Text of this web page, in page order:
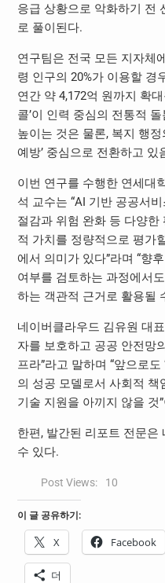
응급 상황으로 악화하기 전
로 풀이된다.
연구팀은 전국 모든 지자체
령 인구의 20%가 이용할 경
연간 약 4,172억 원까지 확
콜’이 인력 중심의 전통적
높이는 것은 물론, 복지 행정
예방’ 중심으로 전환하고 있
이번 연구를 수행한 연세대
석 교수는 “AI 기반 공공서
절감과 위험 완화 등 다양한
적 가치를 정량적으로 평가
에서 의미가 있다”라며 “향
여부를 검토하는 과정에서
하는 객관적 근거로 활용될
네이버클라우드 김유원 대
자를 보호하고 공공 안전망
프라”라고 말하며 “앞으로
의 성공 모델로서 사회적 책
기술 지원을 아끼지 않을 것
한편, 발간된 리포트 전문
수 있다.
Post Views: 10
이 글 공유하기:
X Facebook
더